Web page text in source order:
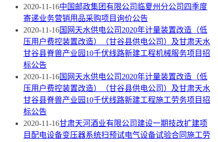
2020-11-16中国邮政集团有限公司临夏州分公司四季度
寄递业务营销用品采购项目询价公告
2020-11-16国网天水供电公司2020年计量装置改造（低
压用户费控装置改造）（甘谷县供电公司）及甘肃天水
甘谷县脊兽产业园10千伏线路新建工程机械服务项目招
标公告
2020-11-16国网天水供电公司2020年计量装置改造（低
压用户费控装置改造）（甘谷县供电公司）及甘肃天水
甘谷县脊兽产业园10千伏线路新建工程施工劳务项目招
标公告
2020-11-16甘肃天河酒业有限公司建设一期技改扩建项
目配电设备变压器系统扫预试电气设备试验合同施工劳